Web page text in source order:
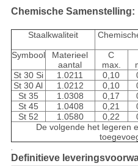
Chemische Samenstelling:
Staalkwaliteit
Symbool
Materieel
aantal
C
max.
St 30 Si
1.0211 0,10
St 30 Al
1.0212 0,10
St 35
1.0308 0,17
St 45
1.0408 0,21
St 52
1.0580 0,22
De volgende het legeren
.
Definitieve